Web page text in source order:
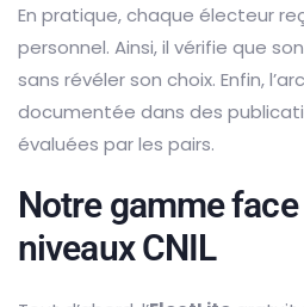
En pratique, chaque électeur
personnel. Ainsi, il vérifie que
sans révéler son choix. Enfin,
documentée dans des
évaluées par les pairs.
Notre gamme
niveaux CNIL